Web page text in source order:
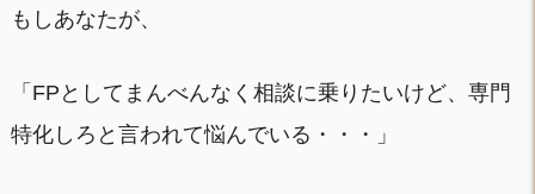
もしあなたが、
「FPとしてまんべんなく相談に乗りたいけど、専門
特化しろと言われて悩んでいる・・・」